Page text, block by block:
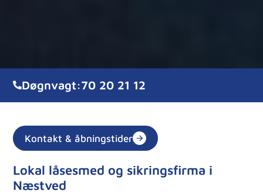
Døgnvagt:70 20 21 12
Kontakt & åbningstider
Lokal låsesmed og sikringsfirma i
Næstved